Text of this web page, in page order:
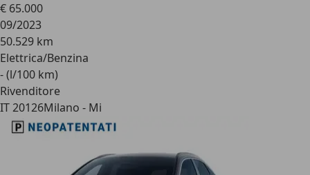
€ 65.000
09/2023
50.529 km
Elettrica/Benzina
- (l/100 km)
Rivenditore
IT 20126Milano - Mi